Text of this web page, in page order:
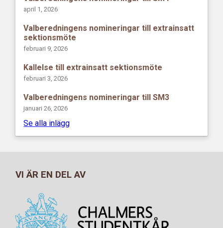
april 1, 2026
Valberedningens nomineringar till extrainsatt
sektionsmöte
februari 9, 2026
Kallelse till extrainsatt sektionsmöte
februari 3, 2026
Valberedningens nomineringar till SM3
januari 26, 2026
Se alla inlägg
VI ÄR EN DEL AV